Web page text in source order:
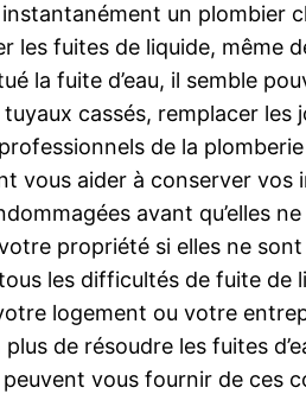
un
fuites de liquide, même
la fuite d’eau, il semble
cassés, remplacer les
de la
vous aider à conserver
avant qu’elles
propriété si elles ne
les difficultés de fuite de
logement ou votre
de résoudre les fuites
vous fournir de ces